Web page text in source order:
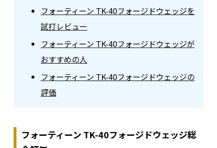
フォーティーン TK-40フォージドウェッジを
試打レビュー
フォーティーン TK-40フォージドウェッジが
おすすめの人
フォーティーン TK-40フォージドウェッジの
評価
フォーティーン TK-40フォージドウェッジ総